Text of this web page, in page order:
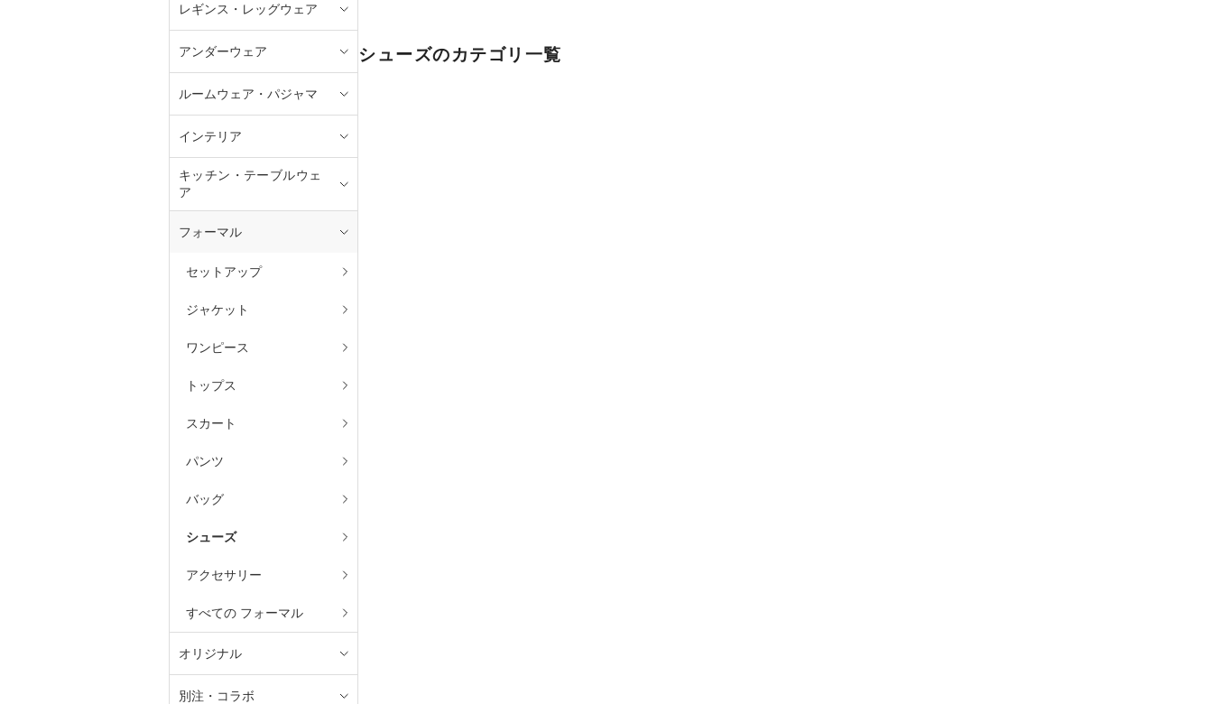
レギンス・レッグウェア
アンダーウェア
ルームウェア・パジャマ
インテリア
キッチン・テーブルウェ
ア
フォーマル
セットアップ
ジャケット
ワンピース
トップス
スカート
パンツ
バッグ
シューズ
アクセサリー
すべての フォーマル
オリジナル
別注・コラボ
シューズのカテゴリ一覧